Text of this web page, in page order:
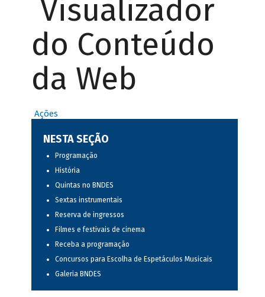
Visualizador
do Conteúdo
da Web
Ações
NESTA SEÇÃO
Programação
História
Quintas no BNDES
Sextas instrumentais
Reserva de ingressos
Filmes e festivais de cinema
Receba a programação
Concursos para Escolha de Espetáculos Musicais
Galeria BNDES